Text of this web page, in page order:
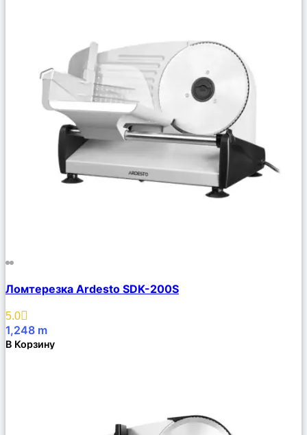
Описание
Избранное
Ломтерезка Ardesto SDK-200S
5.0
1,248 m
В Корзину